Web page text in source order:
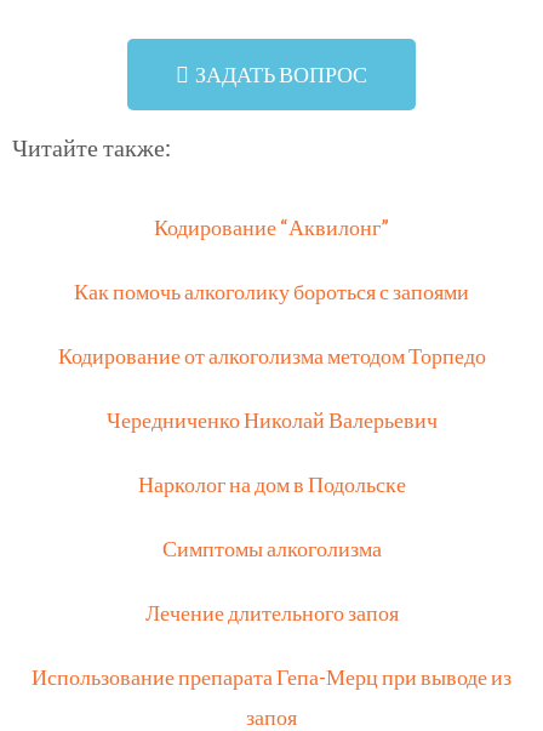
ЗАДАТЬ ВОПРОС
Читайте также:
Кодирование “Аквилонг”
Как помочь алкоголику бороться с запоями
Кодирование от алкоголизма методом Торпедо
Чередниченко Николай Валерьевич
Нарколог на дом в Подольске
Симптомы алкоголизма
Лечение длительного запоя
Использование препарата Гепа-Мерц при выводе из
запоя